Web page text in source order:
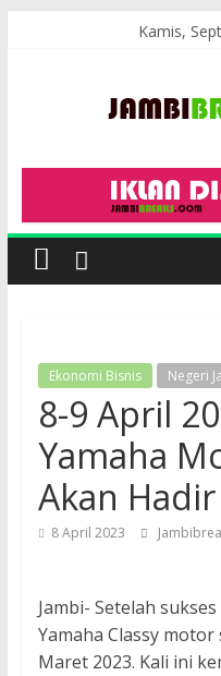
Kamis,
Ekonomi Bisnis Negeri
8-9 April
Yamaha
Akan
8 April 2023
Jambi- Setelah
Yamaha Classy
Maret 2023. Kali ini